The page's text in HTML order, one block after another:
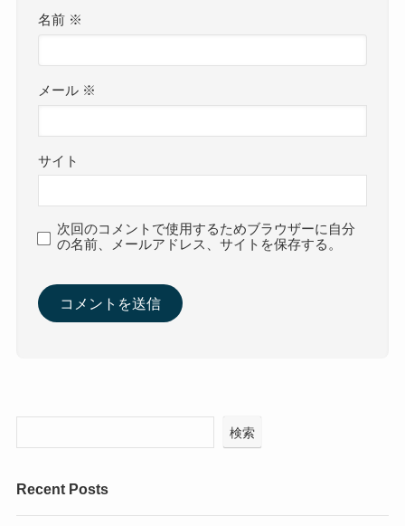
名前 ※
メール ※
サイト
次回のコメントで使用するためブラウザーに自分
の名前、メールアドレス、サイトを保存する。
検索
Recent Posts